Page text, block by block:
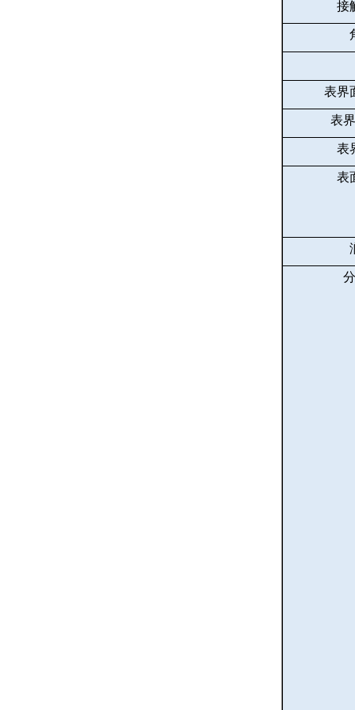
接
表界
表
表
表